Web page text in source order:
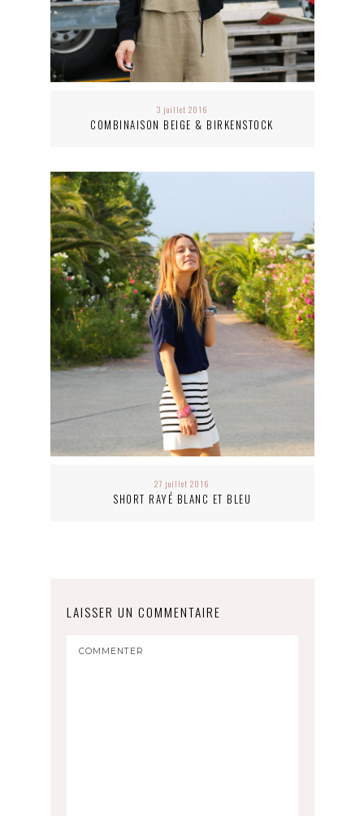
3 juillet 2016
COMBINAISON BEIGE & BIRKENSTOCK
27 juillet 2016
SHORT RAYÉ BLANC ET BLEU
LAISSER UN COMMENTAIRE